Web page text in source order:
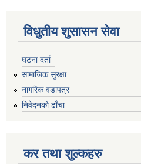
विधुतीय शुसासन सेवा
घटना दर्ता
सामाजिक सुरक्षा
नागरिक वडापत्र
निवेदनको ढाँचा
कर तथा शुल्कहरु